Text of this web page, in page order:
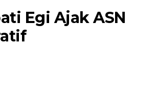
Egi Ajak ASN